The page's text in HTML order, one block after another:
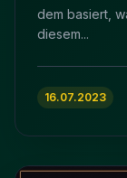
dem basiert,
diesem...
16.07.2023